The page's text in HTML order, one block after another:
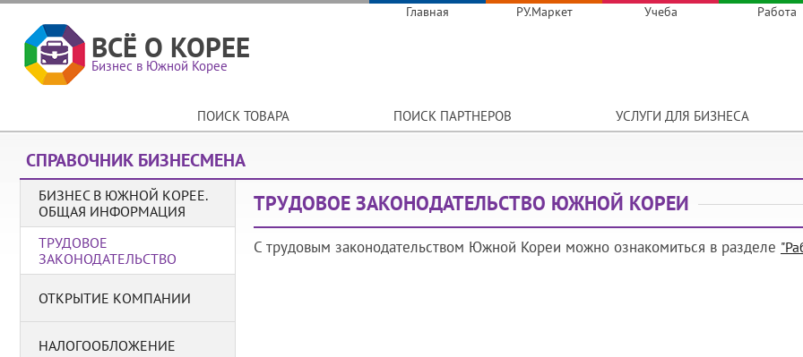
Главная РУ.Маркет Учеба Работа
ВСЁ О КОРЕЕ
Бизнес в Южной Корее
ПОИСК ТОВАРА ПОИСК ПАРТНЕРОВ УСЛУГИ ДЛЯ БИЗНЕСА
СПРАВОЧНИК БИЗНЕСМЕНА
БИЗНЕС В ЮЖНОЙ КОРЕЕ.
ОБЩАЯ ИНФОРМАЦИЯ
ТРУДОВОЕ
ЗАКОНОДАТЕЛЬСТВО
ОТКРЫТИЕ КОМПАНИИ
НАЛОГООБЛОЖЕНИЕ
ТРУДОВОЕ ЗАКОНОДАТЕЛЬСТВО ЮЖНОЙ КОРЕИ
С трудовым законодательством Южной Кореи можно ознакомиться в разделе